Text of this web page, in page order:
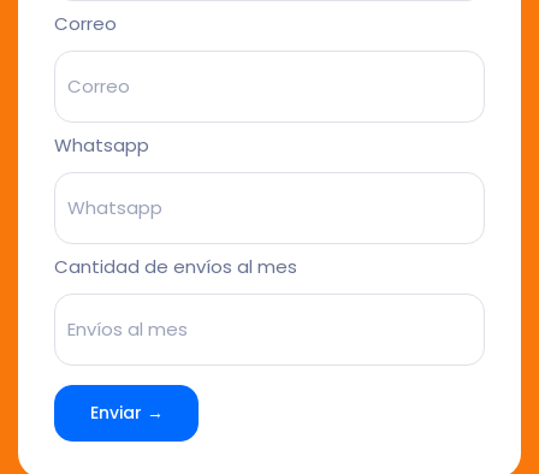
Correo
Whatsapp
Cantidad de envíos al mes
Enviar →